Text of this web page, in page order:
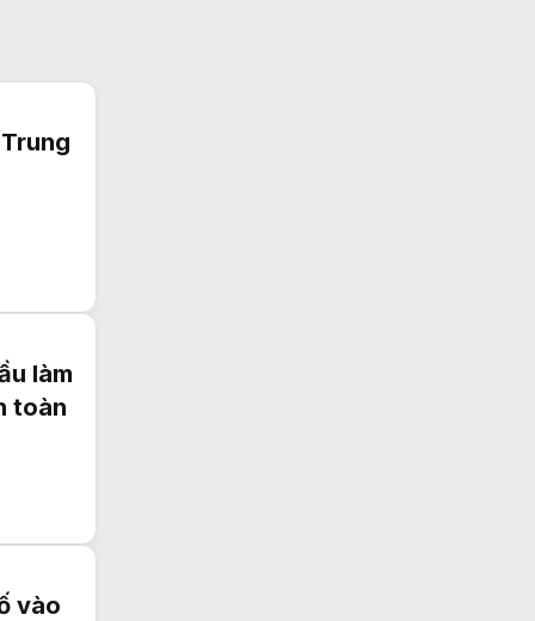
làm
toàn
vào